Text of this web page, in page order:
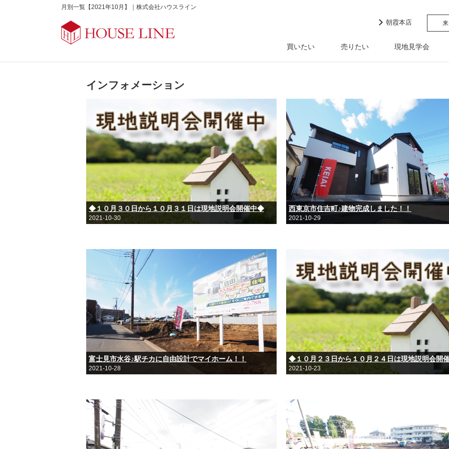
月別一覧【2021年10月】｜株式会社ハウスライン
朝霞本店
買いたい 売りたい 現地見学会
インフォメーション
◆１０月３０日から１０月３１日は現地説明会開催中◆
2021-10-30
西東京市住吉町♪建物完成しました！！
2021-10-29
富士見市水谷♪駅チカに自由設計でマイホーム！！
2021-10-28
◆１０月２３日から１０月２４日は現地説明会開
2021-10-23